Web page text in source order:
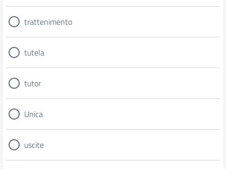
trattenimento
tutela
tutor
Unica
uscite